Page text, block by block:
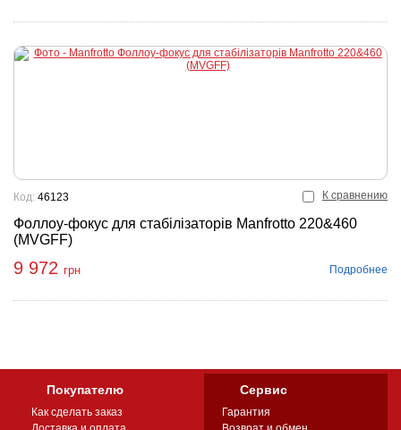
К сравнению
Фоллоу-фокус для стабілізаторів Manfrotto 220&460
(MVGFF)
Код: 46123
9 972 грн Подробнее
Покупателю
Как сделать заказ
Сервис
Гарантия